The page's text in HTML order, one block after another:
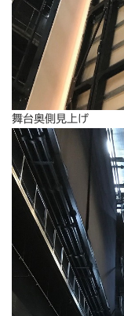
舞台奥側見上げ